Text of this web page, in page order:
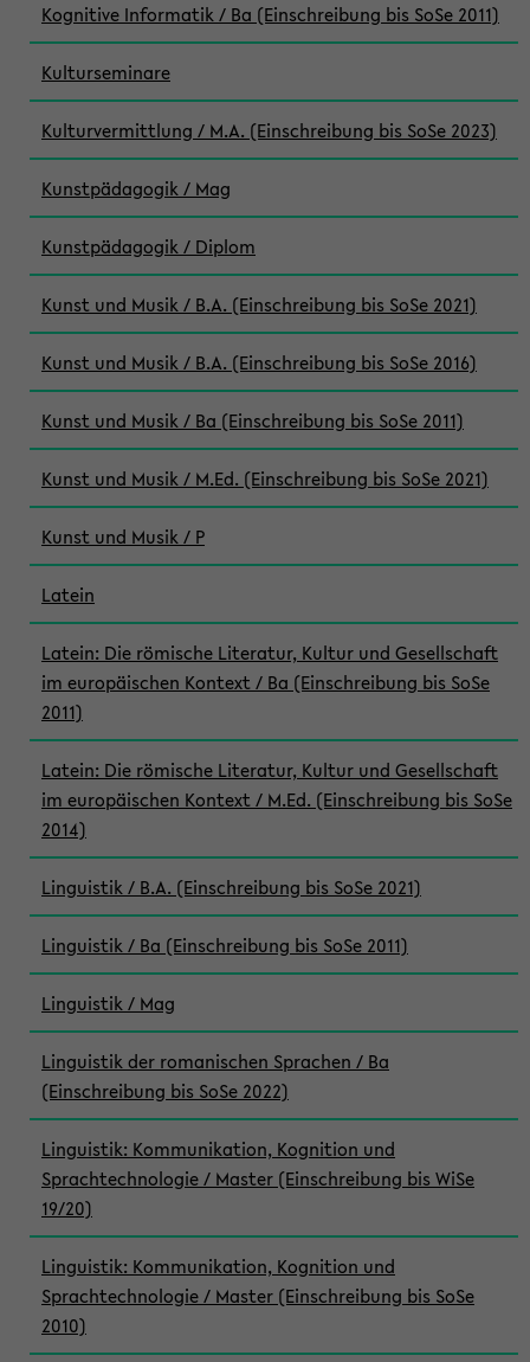
Kognitive Informatik / Ba (Einschreibung bis SoSe 2011)
Kulturseminare
Kulturvermittlung / M.A. (Einschreibung bis SoSe 2023)
Kunstpädagogik / Mag
Kunstpädagogik / Diplom
Kunst und Musik / B.A. (Einschreibung bis SoSe 2021)
Kunst und Musik / B.A. (Einschreibung bis SoSe 2016)
Kunst und Musik / Ba (Einschreibung bis SoSe 2011)
Kunst und Musik / M.Ed. (Einschreibung bis SoSe 2021)
Kunst und Musik / P
Latein
Latein: Die römische Literatur, Kultur und Gesellschaft
im europäischen Kontext / Ba (Einschreibung bis SoSe
2011)
Latein: Die römische Literatur, Kultur und Gesellschaft
im europäischen Kontext / M.Ed. (Einschreibung bis SoSe
2014)
Linguistik / B.A. (Einschreibung bis SoSe 2021)
Linguistik / Ba (Einschreibung bis SoSe 2011)
Linguistik / Mag
Linguistik der romanischen Sprachen / Ba
(Einschreibung bis SoSe 2022)
Linguistik: Kommunikation, Kognition und
Sprachtechnologie / Master (Einschreibung bis WiSe
19/20)
Linguistik: Kommunikation, Kognition und
Sprachtechnologie / Master (Einschreibung bis SoSe
2010)